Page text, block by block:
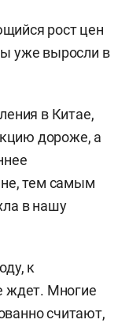
рост цен
уже выросли в
в Китае,
дороже, а
тем самым
в нашу
к
ждет. Многие
считают,